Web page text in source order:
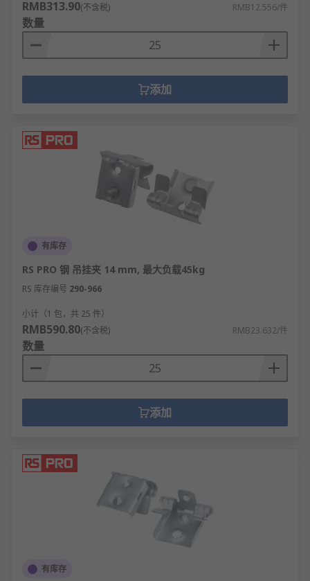
RMB313.90(不含税) RMB12.556/件
数量
添加
有库存
RS PRO 钢 吊挂夹 14 mm, 最大负载45kg
RS 库存编号 290-966
小计（1 包，共 25 件）
RMB590.80(不含税) RMB23.632/件
数量
添加
有库存